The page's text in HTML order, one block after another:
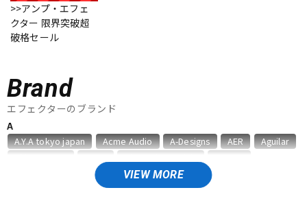
ドラム
キーボード
管楽器 その他楽器
エフェクター
>>アンプ・エフェ
クター 限界突破超
破格セール
Brand
エフェクターのブランド
VIEW MORE
A
A.Y.A tokyo japan Acme Audio A-Designs AER
Aguilar
Analog Alien ANALOG.MAN
Ant Craft API ARMOR